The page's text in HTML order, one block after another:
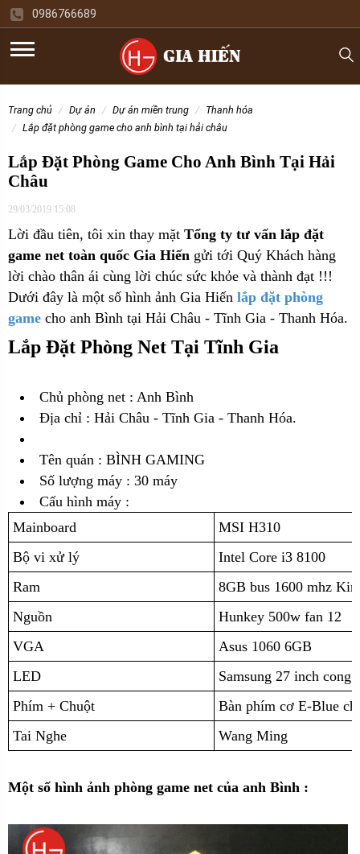
0986766689
trang chủ dự án dự án miền trung
thanh hóa
lắp đặt phòng game cho anh bình tại hải châu
Lắp Đặt Phòng Game Cho Anh Bình Tại Hải
Châu
29/03/2019 15:08
Lời đầu tiên, tôi xin thay mặt Tổng ty tư vấn lắp đặt
game net toàn quốc Gia Hiến gửi tới Quý Khách hàng
lời chào thân ái cùng lời chúc sức khỏe và thành đạt !!!
Dưới đây là một số hình ảnh Gia Hiến lắp đặt phòng
game cho anh Bình tại Hải Châu - Tĩnh Gia - Thanh Hóa.
Lắp Đặt Phòng Net Tại Tĩnh Gia
Chủ phòng net : Anh Bình
Địa chỉ : Hải Châu - Tĩnh Gia - Thanh Hóa.
Tên quán : BÌNH GAMING
Số lượng máy : 30 máy
Cấu hình máy :
Mainboard
MSI H310
Bộ vi xử lý
Intel Core i3 8100
Ram
8GB bus 1600 mhz
Nguồn
Hunkey 500w fan 12
VGA
Asus 1060 6GB
LED
Samsung 27 inch cong
Phím + Chuột
Bàn phím cơ E-Blue
Tai Nghe
Wang Ming
Một số hình ảnh phòng game net của anh Bình :